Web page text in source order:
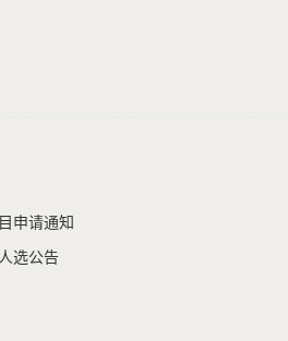
申请通知
选公告